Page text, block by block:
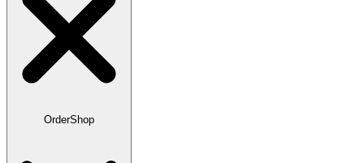
OrderShop